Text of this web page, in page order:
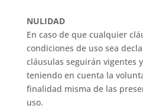
NULIDAD
En caso de que cualquier
condiciones de uso sea
cláusulas seguirán vigentes
teniendo en cuenta la
finalidad misma de las
uso.